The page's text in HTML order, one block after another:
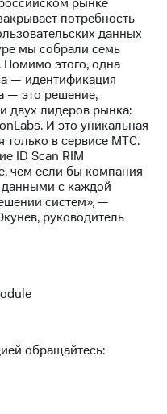
потребность
данных
мы собрали семь
Помимо этого, одна
— идентификация
— это решение,
двух лидеров рынка:
И это уникальная
только в сервисе МТС.
ID Scan RIM
чем если бы компания
с каждой
систем», —
руководитель
обращайтесь: